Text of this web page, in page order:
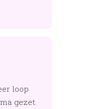
loop
gezet.